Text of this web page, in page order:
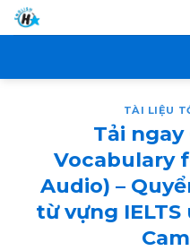
Skip
to
TÀI LIỆU
Tải
Vocabulary
Audio) –
từ vựng